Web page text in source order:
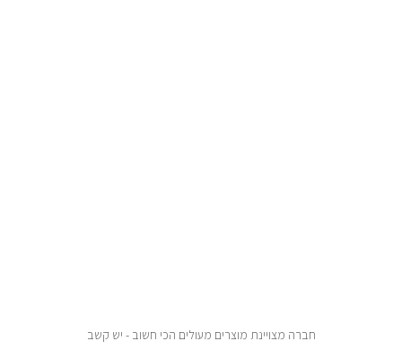
חברה מצויינת מוצרים מעולים הכי חשוב - יש קשב